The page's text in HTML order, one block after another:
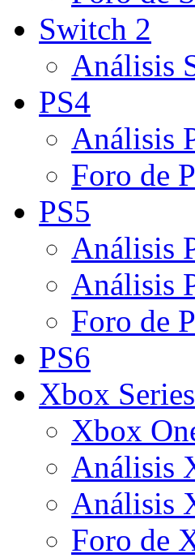
Switch 2
Análisis
PS4
Análisis
Foro de
PS5
Análisis
Análisis
Foro de
PS6
Xbox Series
Xbox
Análisis
Análisis
Foro de